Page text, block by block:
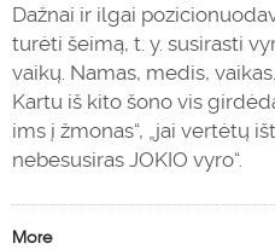
Dažnai ir ilgai
turėti šeimą, t. y. susirasti
vaikų. Namas, medis,
Kartu iš kito šono vis
ims į žmonas“, „jai vertėtų
nebesusiras JOKIO vyro“.
More